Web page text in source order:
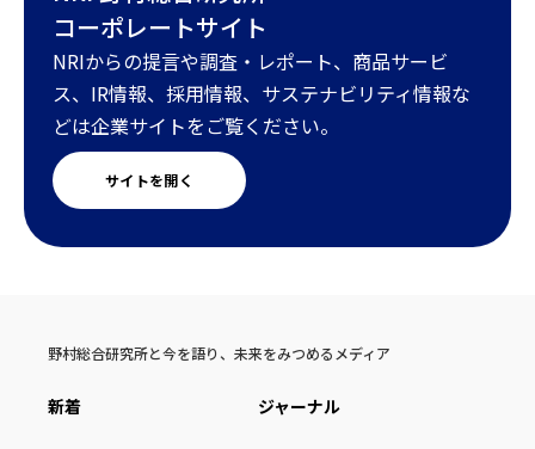
コーポレートサイト
NRIからの提言や調査・レポート、商品サービ
ス、IR情報、採用情報、サステナビリティ情報な
どは企業サイトをご覧ください。
サイトを開く
野村総合研究所と今を語り、未来をみつめるメディア
新着 ジャーナル